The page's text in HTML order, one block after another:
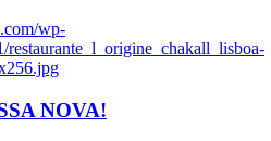
wp-
restaurante_l_origine_chakall_lisboa-
NOVA!